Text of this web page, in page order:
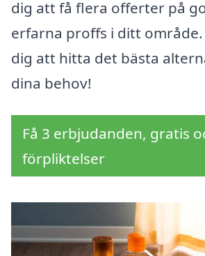
dig att få flera offerter på
erfarna proffs i ditt område.
dig att hitta det bästa
dina behov!
Få 3 erbjudanden, gratis
förpliktelser